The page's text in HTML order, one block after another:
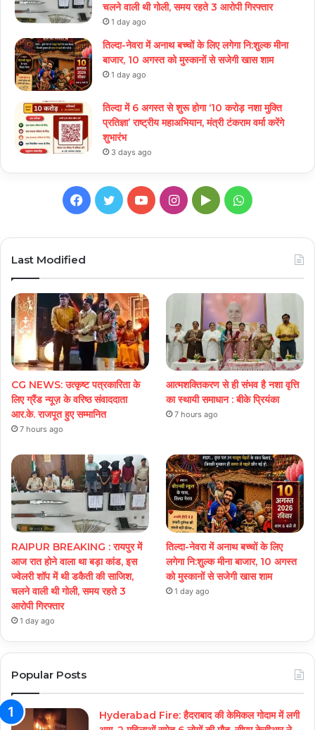
चलने वाली थी गोली, समय रहते 3 आरोपी गिरफ्तार
1 day ago
तिल्दा-नेवरा में अनाथ बच्चों के लिए लगेगा नि:शुल्क मीना
बाजार, 10 अगस्त को मुस्कानों से सजेगी खास शाम
1 day ago
तिल्दा में 6 अगस्त से शुरू होगा ‘10 करोड़ नशा मुक्ति
प्रतिज्ञा’ राष्ट्रीय महाअभियान, मंत्री टंकराम वर्मा करेंगे
शुभारंभ
3 days ago
Facebook
TwitterYouTubeInstagram
GoogleWhatsApp
Last Modified
CG NEWS: उत्कृष्ट पत्रकारिता के
लिए ग्रैंड न्यूज़ के वरिष्ठ संवाददाता
आर.के. राजपूत हुए सम्मानित
7 hours ago
आत्मशक्तिकरण से ही संभव है नशा वृत्ति
का स्थायी समाधान : बीके प्रियंका
7 hours ago
RAIPUR BREAKING : रायपुर में
आज रात होने वाला था बड़ा कांड, इस
ज्वेलरी शॉप में थी डकैती की साजिश,
चलने वाली थी गोली, समय रहते 3
आरोपी गिरफ्तार
1 day ago
तिल्दा-नेवरा में अनाथ बच्चों के लिए
लगेगा नि:शुल्क मीना बाजार, 10 अगस्त
को मुस्कानों से सजेगी खास शाम
1 day ago
Popular Posts
Hyderabad Fire: हैदराबाद की केमिकल गोदाम में लगी